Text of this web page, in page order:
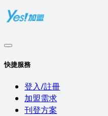
快捷服務
登入/註冊
加盟需求
刊登方案